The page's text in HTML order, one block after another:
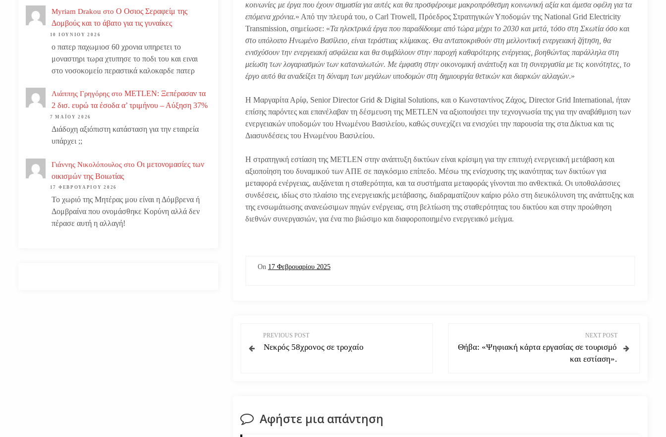
κοινωνίες με έργα που έχουν σημασία για αυτές και θα προσφέρουμε μακροπρόθεσμη κοινωνική αξία και άμεσα οφέλη για τα
επόμενα χρόνια.» Από την πλευρά του, ο Carl Trowell, Πρόεδρος Στρατηγικών Υποδομών της National Grid Electricity
Transmission, σημείωσε: «Τα ηλεκτρικά έργα που παραδίδουμε από τώρα μέχρι το 2030 και μετά, τόσο στη Σκωτία όσο και
στο υπόλοιπο Ηνωμένο Βασίλειο, είναι τεράστιας κλίμακας. Θα ανταποκριθούν στη μελλοντική ενεργειακή ζήτηση, θα
ενισχύσουν την ενεργειακή ασφάλεια και θα συμβάλουν στην παροχή καθαρότερης ενέργειας, βοηθώντας παράλληλα στη
μείωση των λογαριασμών των καταναλωτών. Με έμφαση στην οικονομική ανάπτυξη και τη συνεργασία με τις κοινότητες, το
έργο αυτό θα αναδείξει τη δύναμη των μεγάλων υποδομών στη δημιουργία θετικών και διαρκών αλλαγών.»
Η Μαργαρίτα Αρίφ, Senior Director Grid & Digital Solutions, και ο Κωνσταντίνος Ζάχος, Director Grid International, ήταν
επίσης παρόντες και επανέλαβαν τη δέσμευση της METLEN να αξιοποιήσει την τεχνογνωσία της για την αναβάθμιση των
ενεργειακών υποδομών του Ηνωμένου Βασιλείου, καθώς συνεχίζει να ενισχύει την παρουσία της στα Δίκτυα και τις
Διασυνδέσεις του Ηνωμένου Βασιλείου.
Η στρατηγική εστίαση της METLEN στην ανάπτυξη δικτύων είναι κρίσιμη για την επιτυχή ενεργειακή μετάβαση και
αξιοποίηση του δυναμικού των ΑΠΕ σε παγκόσμιο επίπεδο. Μέσω της ενίσχυσης της ικανότητας των δικτύων για
μεταφορά ενέργειας, αυξάνεται η σταθερότητα, και τα συστήματα μεταφοράς γίνονται πιο ανθεκτικά. Οι υποθαλάσσιες
συνδέσεις, ιδίως στο πλαίσιο της ενεργειακής μετάβασης, διαδραματίζουν καίριο ρόλο στη διευκόλυνση της ανάπτυξης και
της ενσωμάτωσης ανανεώσιμων πηγών ενέργειας, στη βελτίωση της σταθερότητας του δικτύου και στην προώθηση
διεθνών συνεργασιών, για ένα πιο βιώσιμο και διαφοροποιημένο ενεργειακό μείγμα.
On 17 Φεβρουαρίου 2025
λ
γ
PREVIOUS POST
Νεκρός 58χρονος σε τροχαίο
NEXT POST
Θήβα: «Ψηφιακή κάρτα εργασίας σε τουρισμό
και εστίαση».
Αφήστε μια απάντηση
Myriam Drakou στο Ο Οσιος Σεραφείμ της
Δομβούς και το άβατο για τις γυναίκες
10 ΙΟΥΝΊΟΥ 2026
ο πατερ παχωμιοσ 60 χρονια υπηρετει το
μοναστηρι τωρα χτυπησε το ποδι του και ειναι
στο νοσοκομείο περαστικά καλοκαρδε πατερ
Λιάππης Γρηγόρης στο METLEN: Ξεπέρασαν τα
2 δισ. ευρώ τα έσοδα α’ τριμήνου – Αύξηση 37%
7 ΜΑΪ́ΟΥ 2026
Διάδοχη αξιόπιστη κατάσταση για την εταιρεία
υπάρχει ;;
Γιάννης Νικολόπουλος στο Οι μετονομασίες των
οικισμών της Βοιωτίας
17 ΦΕΒΡΟΥΑΡΊΟΥ 2026
Το χωριό της Μητέρας μου είναι η Δόμβρενα ή
Δομβραίνα που ονομάσθηκε Κορύνη αλλά δεν
πέρασε αυτή η αλλαγή!